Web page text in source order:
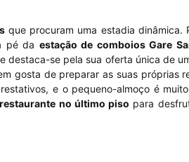
que procuram uma estadia dinâmica.
pé da estação de comboios Gare
destaca-se pela sua oferta única de
gosta de preparar as suas próprias
e o pequeno-almoço é
restaurante no último piso para